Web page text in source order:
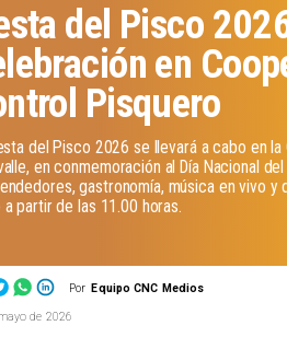
Por Equipo CNC Medios
del Pisco
en
Pisquero
del Pisco 2026 se llevará a cabo en
en conmemoración al Día Nacional
gastronomía, música en vivo
a partir de las 11.00 horas.
de 2026